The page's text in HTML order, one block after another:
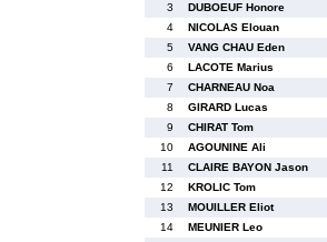
3
DUBOEUF Honore
4
NICOLAS Elouan
5
VANG CHAU Eden
6
LACOTE Marius
7
CHARNEAU Noa
8
GIRARD Lucas
9
CHIRAT Tom
10
AGOUNINE Ali
11
CLAIRE BAYON Jason
12
KROLIC Tom
13
MOUILLER Eliot
14
MEUNIER Leo